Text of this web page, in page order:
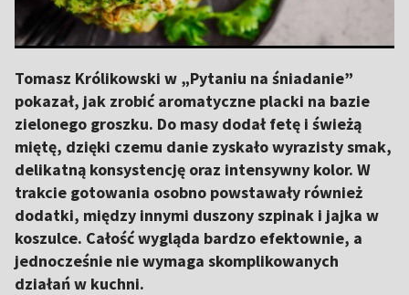
Tomasz Królikowski w „Pytaniu na śniadanie”
pokazał, jak zrobić aromatyczne placki na bazie
zielonego groszku. Do masy dodał fetę i świeżą
miętę, dzięki czemu danie zyskało wyrazisty smak,
delikatną konsystencję oraz intensywny kolor. W
trakcie gotowania osobno powstawały również
dodatki, między innymi duszony szpinak i jajka w
koszulce. Całość wygląda bardzo efektownie, a
jednocześnie nie wymaga skomplikowanych
działań w kuchni.